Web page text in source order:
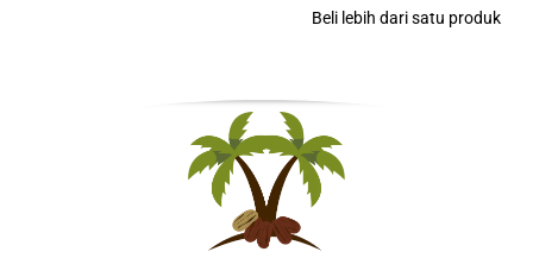
Beli lebih dari satu produk